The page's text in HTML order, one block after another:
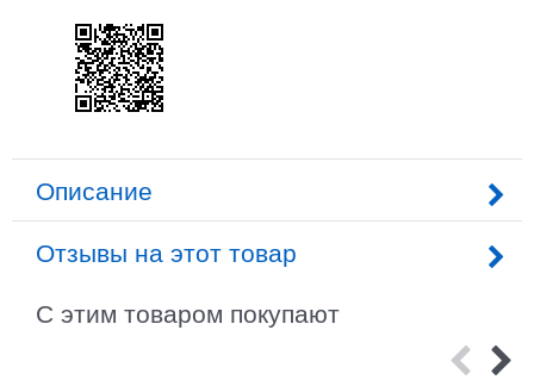
Описание
Отзывы на этот товар
С этим товаром покупают